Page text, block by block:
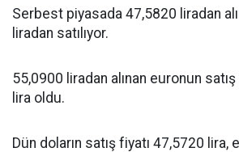
Serbest piyasada 47,5820 liradan
liradan satılıyor.
55,0900 liradan alınan euronun
lira oldu.
Dün doların satış fiyatı 47,5720 lira,